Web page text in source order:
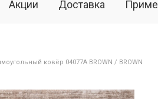
Акции Доставка
ковёр 04077A BROWN / BROWN